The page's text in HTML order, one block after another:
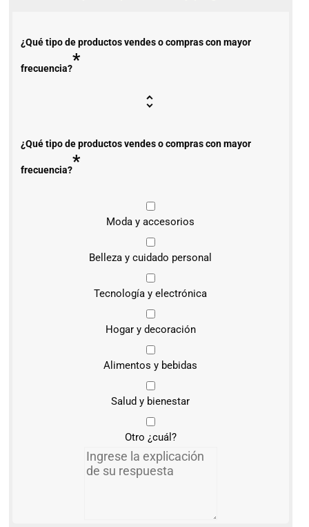
¿Qué tipo de productos vendes o compras con mayor
frecuencia?*
¿Qué tipo de productos vendes o compras con mayor
frecuencia?*
Moda y accesorios
Belleza y cuidado personal
Tecnología y electrónica
Hogar y decoración
Alimentos y bebidas
Salud y bienestar
Otro ¿cuál?